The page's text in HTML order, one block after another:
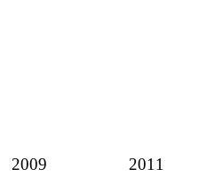
2009 2011